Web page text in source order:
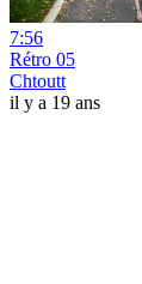
7:56
Rétro 05
Chtoutt
il y a 19 ans